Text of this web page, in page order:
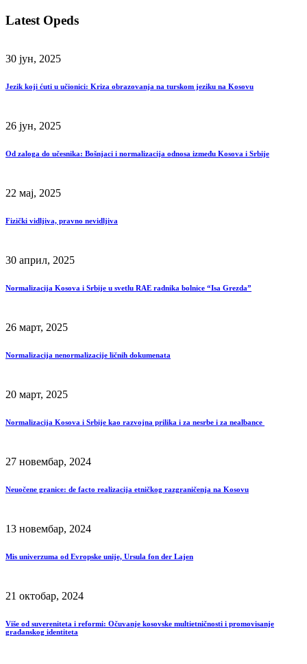
Latest Opeds
30 јун, 2025
Jezik koji ćuti u učionici: Kriza obrazovanja na turskom jeziku na Kosovu
26 јун, 2025
Od zaloga do učesnika: Bošnjaci i normalizacija odnosa između Kosova i Srbije
22 мај, 2025
Fizički vidljiva, pravno nevidljiva
30 април, 2025
Normalizacija Kosova i Srbije u svetlu RAE radnika bolnice “Isa Grezda”
26 март, 2025
Normalizacija nenormalizacije ličnih dokumenata
20 март, 2025
Normalizacija Kosova i Srbije kao razvojna prilika i za nesrbe i za nealbance
27 новембар, 2024
Neuočene granice: de facto realizacija etničkog razgraničenja na Kosovu
13 новембар, 2024
Mis univerzuma od Evropske unije, Ursula fon der Lajen
21 октобар, 2024
Više od suvereniteta i reformi: Očuvanje kosovske multietničnosti i promovisanje
građanskog identiteta